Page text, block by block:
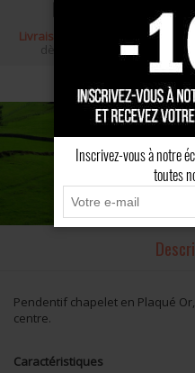
Livraison gratuite
dès 100 €
Pendentif chapelet en Plaqué
centre.
Caractéristiques
Inscrivez-vous à notre
toutes